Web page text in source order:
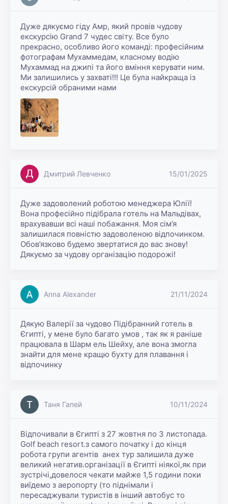
Дуже дякуємо гіду Амр, який провів чудову
екскурсію Grand 7 чудес світу. Все було
прекрасно, особливо його команді: професійним
фотографам Мухаммедам, класному водію
Мухаммад на джипі та його вміння керувати ним.
Ми залишились у захваті!!! Це була найкраща із
екскурсій обраними нами
Дмитрий Левченко 15/01/2025
Дуже задоволений роботою менеджера Юлії!
Вона професійно підібрала готель на Мальдівах,
врахувавши всі наші побажання. Моя сім’я
залишилася повністю задоволеною відпочинком.
Обов’язково будемо звертатися до вас знову!
Дякуємо за чудову організацію подорожі!
Anna Alexander 21/11/2024
Дякую Валерії за чудово Підібранний готель в
Єгипті, у мене було багато умов , так як я раніше
працювала в Шарм ель Шейху, але вона змогла
знайти для мене кращю бухту для плавання і
відпочинку
Таня Гапей 10/11/2024
Відпочивали в Єгипті з 27 жовтня по 3 листопада.
Golf beach resort.з самого початку і до кінця
робота групи агентів  анех тур залишила дуже
великий негатив.організації в Єгипті ніякої,як при
зустрічі,довелося чекати майже 1,5 години поки
виїдемо з аеропорту (то піднімали і
пересаджували туристів в інший автобус то